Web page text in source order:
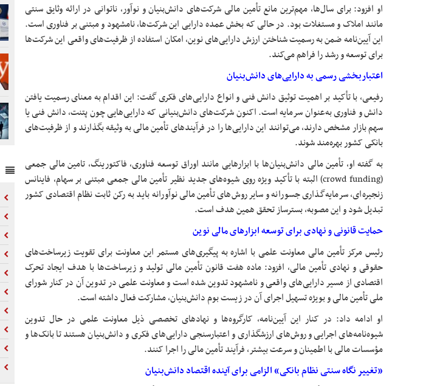
او افزود: برای سال‌ها، مهم‌ترین مانع تأمین مالی شرکت‌های دانش‌بنیان و نوآور، ناتوانی در ارائه وثایق سنتی
مانند املاک و مستغلات بود. در حالی که بخش عمده دارایی این شرکت‌ها، نامشهود و مبتنی بر فناوری است.
این آیین‌نامه ضمن به رسمیت شناختن ارزش دارایی‌های نوین، امکان استفاده از ظرفیت‌های واقعی این شرکت‌ها
برای توسعه و رشد را فراهم می‌کند.
اعتباربخشی رسمی به دارایی‌های دانش‌بنیان
رفیعی، با تأکید بر اهمیت توثیق دانش فنی و انواع دارایی‌های فکری گفت: این اقدام به معنای رسمیت یافتن
دانش و فناوری به‌عنوان سرمایه است. اکنون شرکت‌های دانش‌بنیانی که دارایی‌هایی چون پتنت، دانش فنی یا
سهم بازار مشخص دارند، می‌توانند این دارایی‌ها را در فرآیندهای تأمین مالی به وثیقه بگذارند و از ظرفیت‌های
بانکی کشور بهره‌مند شوند.
به گفته او، تأمین مالی دانش‌بنیان‌ها با ابزارهایی مانند اوراق توسعه فناوری، فاکتورینگ، تامین مالی جمعی
(crowd funding) البته با تأکید ویژه روی شیوه‌های جدید نظیر تأمین مالی جمعی مبتنی بر سهام، فاینانس
زنجیره‌ای، سرمایه‌گذاری جسورانه و سایر روش‌های تأمین مالی نوآورانه باید به رکن ثابت نظام اقتصادی کشور
تبدیل شود و این مصوبه، بسترساز تحقق همین هدف است.
حمایت قانونی و نهادی برای توسعه ابزارهای مالی نوین
رئیس مرکز تأمین مالی معاونت علمی با اشاره به پیگیری‌های مستمر این معاونت برای تقویت زیرساخت‌های
حقوقی و نهادی تأمین مالی، افزود: ماده هفت قانون تأمین مالی تولید و زیرساخت‌ها با هدف ایجاد تحرک
اقتصادی از مسیر دارایی‌های واقعی و نامشهود تدوین شده است و معاونت علمی در تدوین آن در کنار شورای
ملی تأمین مالی و بویژه تسهیل اجرای آن در زیست بوم دانش‌بنیان، مشارکت فعال داشته است.
او ادامه داد: در کنار این آیین‌نامه، کارگروه‌ها و نهادهای تخصصی ذیل معاونت علمی در حال تدوین
شیوه‌نامه‌های اجرایی و روش‌های ارزشگذاری و اعتبارسنجی دارایی‌های فکری و دانش‌بنیان هستند تا بانک‌ها و
مؤسسات مالی با اطمینان و سرعت بیشتر، فرآیند تأمین مالی را اجرا کنند.
«تغییر نگاه سنتی نظام بانکی» الزامی برای آینده اقتصاد دانش‌بنیان